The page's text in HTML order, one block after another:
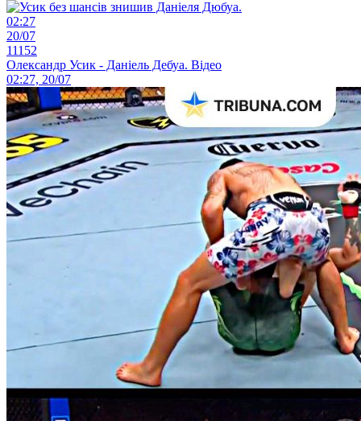
02:27
20/07
11152
Олександр Усик - Даніель Дебуа. Відео
02:27, 20/07